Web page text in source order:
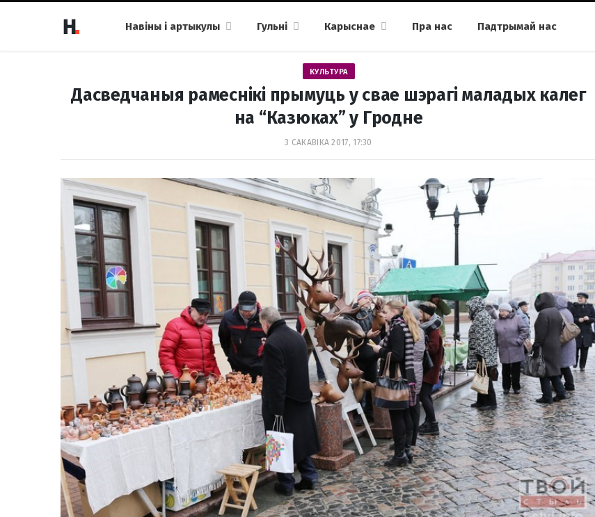
Навіны і артыкулы Гульні Карыснае Пра нас
Падтрымай нас
КУЛЬТУРА
Дасведчаныя рамеснікі прымуць у свае шэрагі маладых калег
на “Казюках” у Гродне
3 САКАВІКА 2017, 17:30